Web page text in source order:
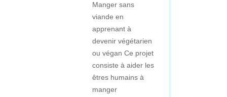
Manger sans
viande en
apprenant à
devenir végétarien
ou végan Ce projet
consiste à aider les
êtres humains à
manger